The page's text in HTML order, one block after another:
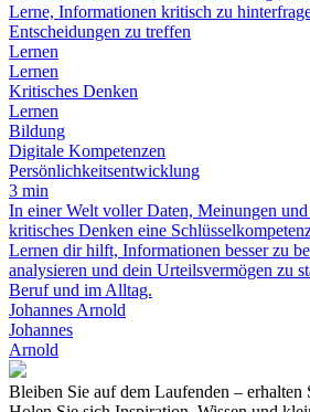
Lerne, Informationen kritisch zu
Entscheidungen zu treffen
Lernen
Lernen
Kritisches Denken
Lernen
Bildung
Digitale Kompetenzen
Persönlichkeitsentwicklung
3 min
In einer Welt voller Daten, Meinungen
kritisches Denken eine
Lernen dir hilft, Informationen besser zu
analysieren und dein Urteilsvermögen zu
Beruf und im Alltag.
Johannes Arnold
Johannes
Arnold
Bleiben Sie auf dem Laufenden – erhalten